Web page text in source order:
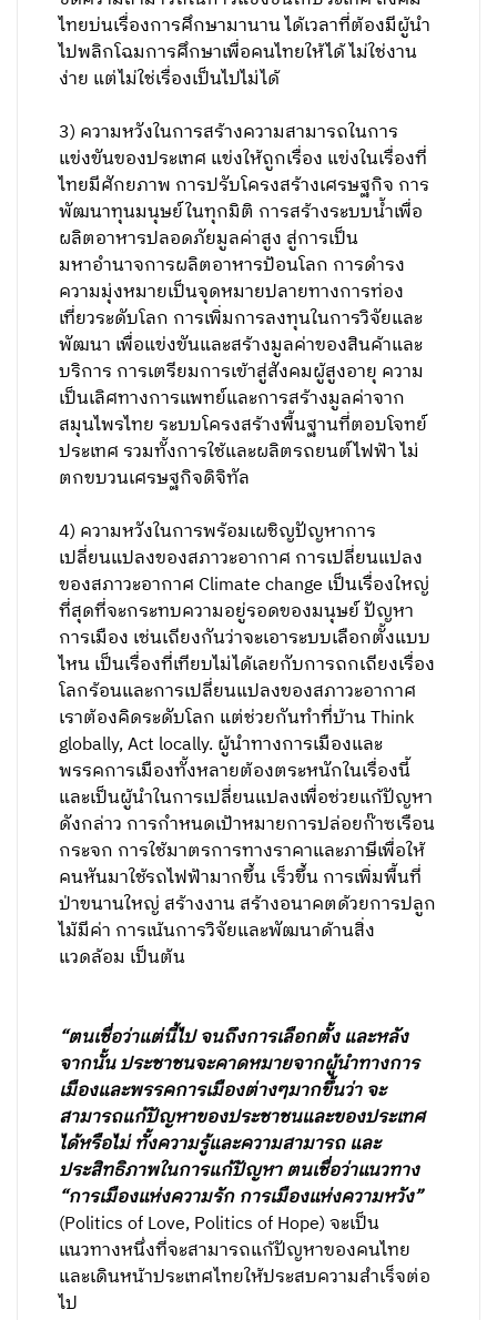
ไทยบ่นเรื่องการศึกษามานาน ได้เวลาที่ต้องมีผู้นำ
ไปพลิกโฉมการศึกษาเพื่อคนไทยให้ได้ ไม่ใช่งาน
ง่าย แต่ไม่ใช่เรื่องเป็นไปไม่ได้
3) ความหวังในการสร้างความสามารถในการ
แข่งขันของประเทศ แข่งให้ถูกเรื่อง แข่งในเรื่องที่
ไทยมีศักยภาพ การปรับโครงสร้างเศรษฐกิจ การ
พัฒนาทุนมนุษย์ในทุกมิติ การสร้างระบบน้ำเพื่อ
ผลิตอาหารปลอดภัยมูลค่าสูง สู่การเป็น
มหาอำนาจการผลิตอาหารป้อนโลก การดำรง
ความมุ่งหมายเป็นจุดหมายปลายทางการท่อง
เที่ยวระดับโลก การเพิ่มการลงทุนในการวิจัยและ
พัฒนา เพื่อแข่งขันและสร้างมูลค่าของสินค้าและ
บริการ การเตรียมการเข้าสู่สังคมผู้สูงอายุ ความ
เป็นเลิศทางการแพทย์และการสร้างมูลค่าจาก
สมุนไพรไทย ระบบโครงสร้างพื้นฐานที่ตอบโจทย์
ประเทศ รวมทั้งการใช้และผลิตรถยนต์ไฟฟ้า ไม่
ตกขบวนเศรษฐกิจดิจิทัล
4) ความหวังในการพร้อมเผชิญปัญหาการ
เปลี่ยนแปลงของสภาวะอากาศ การเปลี่ยนแปลง
ของสภาวะอากาศ Climate change เป็นเรื่องใหญ่
ที่สุดที่จะกระทบความอยู่รอดของมนุษย์ ปัญหา
การเมือง เช่นเถียงกันว่าจะเอาระบบเลือกตั้งแบบ
ไหน เป็นเรื่องที่เทียบไม่ได้เลยกับการถกเถียงเรื่อง
โลกร้อนและการเปลี่ยนแปลงของสภาวะอากาศ
เราต้องคิดระดับโลก แต่ช่วยกันทำที่บ้าน Think
globally, Act locally. ผู้นำทางการเมืองและ
พรรคการเมืองทั้งหลายต้องตระหนักในเรื่องนี้
และเป็นผู้นำในการเปลี่ยนแปลงเพื่อช่วยแก้ปัญหา
ดังกล่าว การกำหนดเป้าหมายการปล่อยก๊าซเรือน
กระจก การใช้มาตรการทางราคาและภาษีเพื่อให้
คนหันมาใช้รถไฟฟ้ามากขึ้น เร็วขึ้น การเพิ่มพื้นที่
ป่าขนานใหญ่ สร้างงาน สร้างอนาคตด้วยการปลูก
ไม้มีค่า การเน้นการวิจัยและพัฒนาด้านสิ่ง
แวดล้อม เป็นต้น
“ตนเชื่อว่าแต่นี้ไป จนถึงการเลือกตั้ง และหลัง
จากนั้น ประชาชนจะคาดหมายจากผู้นำทางการ
เมืองและพรรคการเมืองต่างๆมากขึ้นว่า จะ
สามารถแก้ปัญหาของประชาชนและของประเทศ
ได้หรือไม่ ทั้งความรู้และความสามารถ และ
ประสิทธิภาพในการแก้ปัญหา ตนเชื่อว่าแนวทาง
“การเมืองแห่งความรัก การเมืองแห่งความหวัง”
(Politics of Love, Politics of Hope) จะเป็น
แนวทางหนึ่งที่จะสามารถแก้ปัญหาของคนไทย
และเดินหน้าประเทศไทยให้ประสบความสำเร็จต่อ
ไป